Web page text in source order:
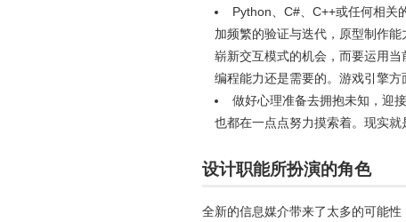
Python、C#、C++或任何相关
加频繁的验证与迭代，原型制作
崭新交互模式的机会，而要运用
编程能力还是需要的。游戏引擎方
做好心理准备去拥抱未知，迎
也都在一点点努力摸索着。现实就
设计职能所扮演的角色
全新的信息媒介带来了太多的可能